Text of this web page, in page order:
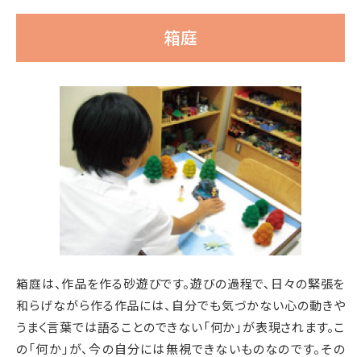
箱庭
箱庭は、作品を作る砂遊びです。遊びの過程で、日々の緊張を
和らげながら作る作品には、自分でも気づかない心の動きや
うまく言葉では語ることのできない「何か」が表現されます。こ
の「何か」が、今の自分には無視できないものなのです。 その